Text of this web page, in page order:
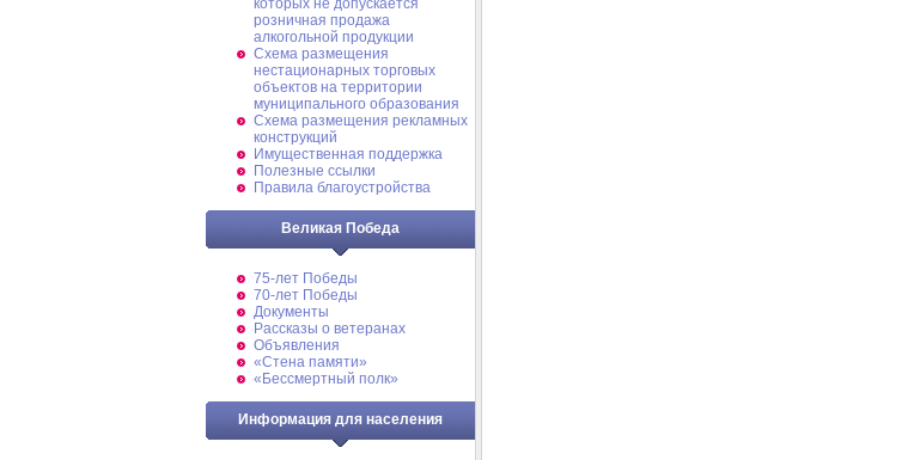
которых не допускается
розничная продажа
алкогольной продукции
Схема размещения
нестационарных торговых
объектов на территории
муниципального образования
Схема размещения рекламных
конструкций
Имущественная поддержка
Полезные ссылки
Правила благоустройства
Великая Победа
75-лет Победы
70-лет Победы
Документы
Рассказы о ветеранах
Объявления
«Стена памяти»
«Бессмертный полк»
Информация для населения